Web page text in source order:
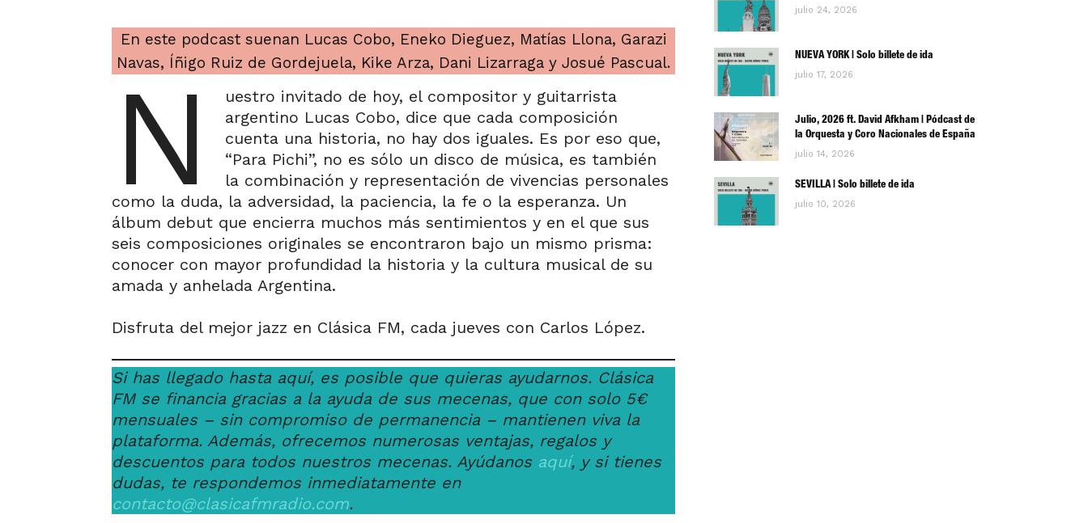
En este podcast suenan Lucas Cobo, Eneko Dieguez, Matías Llona, Garazi
Navas, Íñigo Ruiz de Gordejuela, Kike Arza, Dani Lizarraga y Josué Pascual.
N
uestro invitado de hoy, el compositor y guitarrista
argentino Lucas Cobo, dice que cada composición
cuenta una historia, no hay dos iguales. Es por eso que,
“Para Pichi”, no es sólo un disco de música, es también
la combinación y representación de vivencias personales
como la duda, la adversidad, la paciencia, la fe o la esperanza. Un
álbum debut que encierra muchos más sentimientos y en el que sus
seis composiciones originales se encontraron bajo un mismo prisma:
conocer con mayor profundidad la historia y la cultura musical de su
amada y anhelada Argentina.
Disfruta del mejor jazz en Clásica FM, cada jueves con Carlos López.
Si has llegado hasta aquí, es posible que quieras ayudarnos. Clásica
FM se financia gracias a la ayuda de sus mecenas, que con solo 5€
mensuales – sin compromiso de permanencia – mantienen viva la
plataforma. Además, ofrecemos numerosas ventajas, regalos y
descuentos para todos nuestros mecenas. Ayúdanos aquí, y si tienes
dudas, te respondemos inmediatamente en
contacto@clasicafmradio.com.
julio 24, 2026
NUEVA YORK | Solo billete de ida
julio 17, 2026
Julio, 2026 ft. David Afkham | Pódcast de
la Orquesta y Coro Nacionales de España
julio 14, 2026
SEVILLA | Solo billete de ida
julio 10, 2026